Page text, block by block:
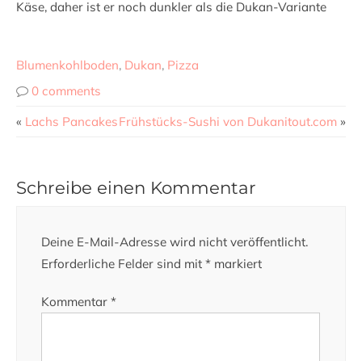
Käse, daher ist er noch dunkler als die Dukan-Variante
Blumenkohlboden, Dukan, Pizza
0 comments
« Lachs PancakesFrühstücks-Sushi von Dukanitout.com »
Schreibe einen Kommentar
Deine E-Mail-Adresse wird nicht veröffentlicht.
Erforderliche Felder sind mit * markiert
Kommentar *